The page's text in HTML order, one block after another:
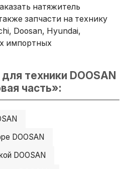
натяжитель
запчасти на технику
Doosan, Hyundai,
импортных
техники DOOSAN
часть»:
DOOSAN
DOOSAN